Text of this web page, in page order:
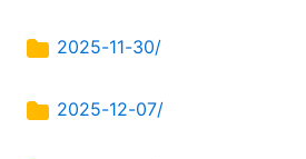
2025-11-30/
2025-12-07/